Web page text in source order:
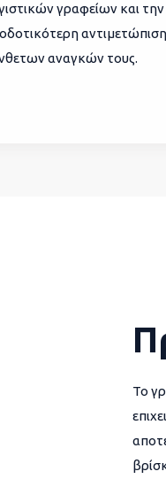
γραφείων και την
αναγκών τους.
Το